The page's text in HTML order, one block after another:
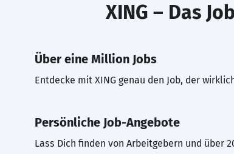
XING – Das
Über eine Million Jobs
Entdecke mit XING genau den Job, der
Persönliche Job-Angebote
Lass Dich finden von Arbeitgebern und über